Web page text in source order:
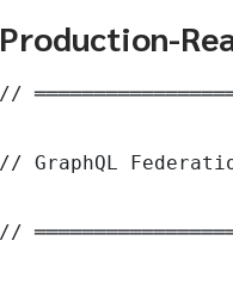
Production-
//
// GraphQL
//